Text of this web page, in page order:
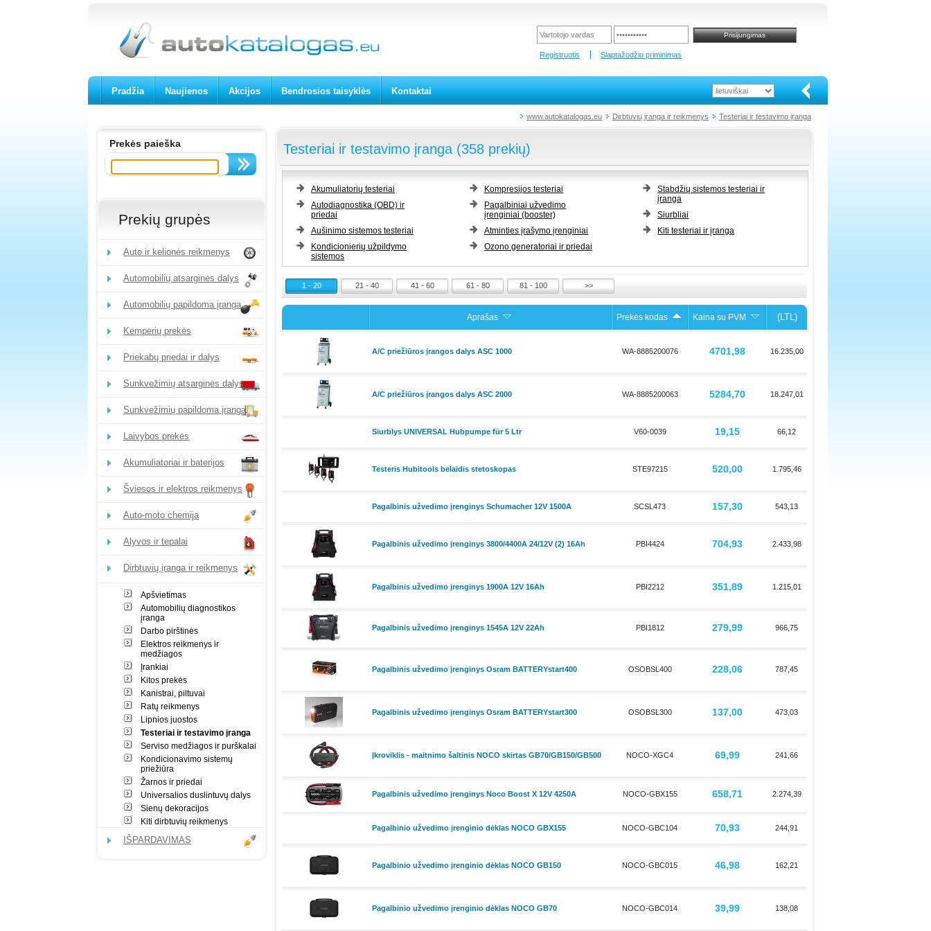
Registruotis Slaptažodžio priminimas
Pradžia Naujienos Akcijos Bendrosios taisyklės Kontaktai
www.autokatalogas.eu Dirbtuvių įranga ir reikmenys Testeriai ir testavimo įranga
Prekės paieška
Prekių grupės
Auto ir kelionės reikmenys
Automobilių atsarginės dalys
Automobilių papildoma įranga
Kemperių prekės
Priekabų priedai ir dalys
Sunkvežimių atsarginės dalys
Sunkvežimių papildoma įranga
Laivybos prekės
Akumuliatoriai ir baterijos
Šviesos ir elektros reikmenys
Auto-moto chemija
Alyvos ir tepalai
Dirbtuvių įranga ir reikmenys
Apšvietimas
Automobilių diagnostikos
įranga
Darbo pirštinės
Elektros reikmenys ir
medžiagos
Įrankiai
Kitos prekės
Kanistrai, piltuvai
Ratų reikmenys
Lipnios juostos
Testeriai ir testavimo įranga
Serviso medžiagos ir purškalai
Kondicionavimo sistemų
priežiūra
Žarnos ir priedai
Universalios duslintuvų dalys
Sienų dekoracijos
Kiti dirbtuvių reikmenys
IŠPARDAVIMAS
Testeriai ir testavimo įranga (358 prekių)
Akumuliatorių testeriai
Autodiagnostika (OBD) ir
priedai
Aušinimo sistemos testeriai
Kondicionierių užpildymo
sistemos
Kompresijos testeriai
Pagalbiniai užvedimo
įrenginiai (booster)
Atminties įrašymo įrenginiai
Ozono generatoriai ir priedai
Stabdžių sistemos testeriai ir
įranga
Siurbliai
Kiti testeriai ir įranga
1 - 20 21 - 40 41 - 60 61 - 80 81 - 100 >>
Aprašas Prekės kodas Kaina su PVM (LTL)
A/C priežiūros įrangos dalys ASC 1000 WA-8885200076 4701,98 16.235,00
A/C priežiūros įrangos dalys ASC 2000 WA-8885200063 5284,70 18.247,01
Siurblys UNIVERSAL Hubpumpe für 5 Ltr V60-0039 19,15 66,12
Testeris Hubitools belaidis stetoskopas STE97215 520,00 1.795,46
Pagalbinis užvedimo įrenginys Schumacher 12V 1500A SCSL473 157,30 543,13
Pagalbinis užvedimo įrenginys 3800/4400A 24/12V (2) 16Ah PBI4424 704,93 2.433,98
Pagalbinis užvedimo įrenginys 1900A 12V 16Ah PBI2212 351,89 1.215,01
Pagalbinis užvedimo įrenginys 1545A 12V 22Ah PBI1812 279,99 966,75
Pagalbinis užvedimo įrenginys Osram BATTERYstart400 OSOBSL400 228,06 787,45
Pagalbinis užvedimo įrenginys Osram BATTERYstart300 OSOBSL300 137,00 473,03
Įkroviklis - maitnimo šaltinis NOCO skirtas GB70/GB150/GB500 NOCO-XGC4 69,99 241,66
Pagalbinis užvedimo įrenginys Noco Boost X 12V 4250A NOCO-GBX155 658,71 2.274,39
Pagalbinio užvedimo įrenginio dėklas NOCO GBX155 NOCO-GBC104 70,93 244,91
Pagalbinio užvedimo įrenginio dėklas NOCO GB150 NOCO-GBC015 46,98 162,21
Pagalbinio užvedimo įrenginio dėklas NOCO GB70 NOCO-GBC014 39,99 138,08